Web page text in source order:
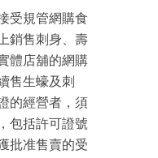
受規管網購食
銷售刺身、壽
體店舖的網購
售生蠔及刺
的經營者，須
包括許可證號
批准售賣的受